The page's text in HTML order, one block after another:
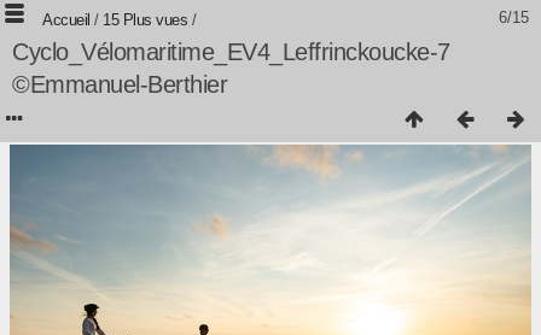
6/15
Accueil / 15 Plus vues /
Cyclo_Vélomaritime_EV4_Leffrinckoucke-7
©Emmanuel-Berthier